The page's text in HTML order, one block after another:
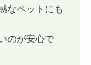
なペットにも
のが安心で